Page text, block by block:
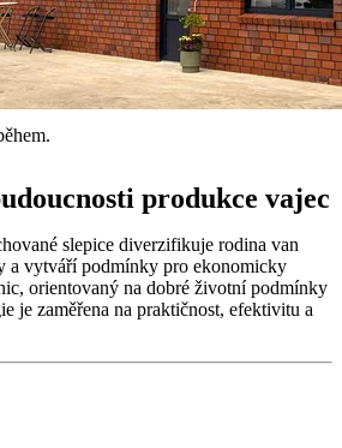
produkce vajec
slepice diverzifikuje rodina van
a vytváří podmínky pro ekonomicky
orientovaný na dobré životní podmínky
je zaměřena na praktičnost, efektivitu a